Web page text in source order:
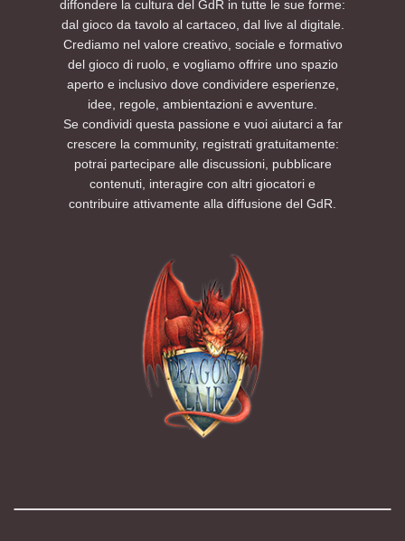
diffondere la cultura del GdR in tutte le sue forme:
dal gioco da tavolo al cartaceo, dal live al digitale.
Crediamo nel valore creativo, sociale e formativo
del gioco di ruolo, e vogliamo offrire uno spazio
aperto e inclusivo dove condividere esperienze,
idee, regole, ambientazioni e avventure.
Se condividi questa passione e vuoi aiutarci a far
crescere la community, registrati gratuitamente:
potrai partecipare alle discussioni, pubblicare
contenuti, interagire con altri giocatori e
contribuire attivamente alla diffusione del GdR.